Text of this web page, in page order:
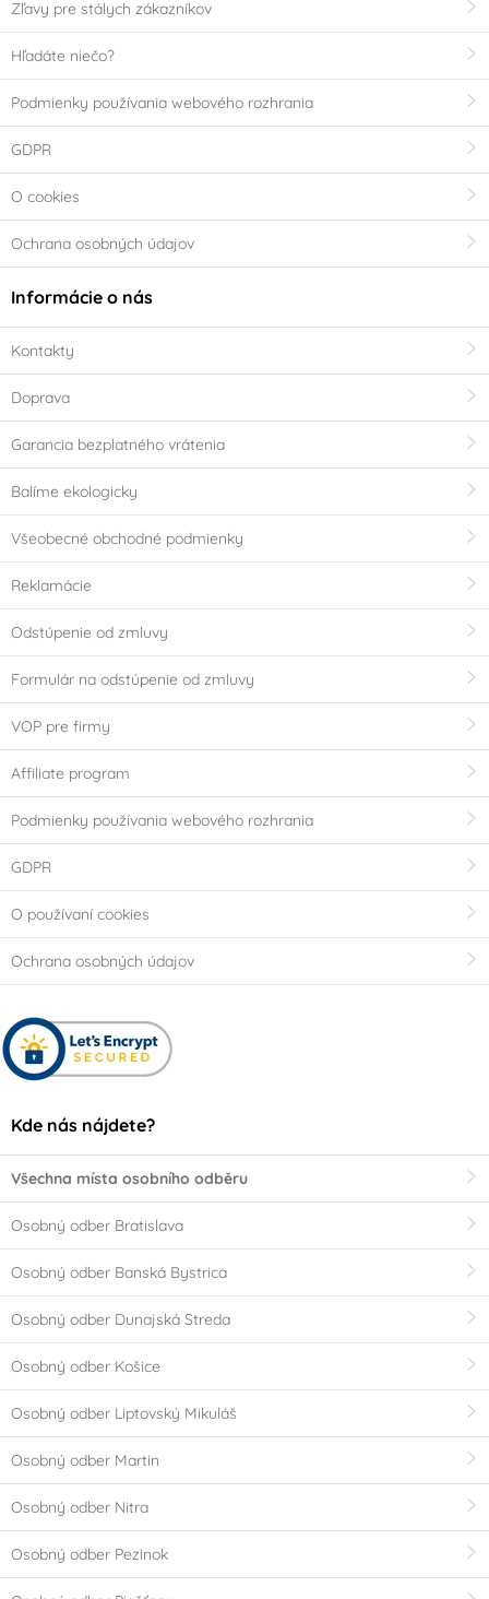
Zľavy pre stálych zákazníkov
Hľadáte niečo?
Podmienky používania webového rozhrania
GDPR
O cookies
Ochrana osobných údajov
Informácie o nás
Kontakty
Doprava
Garancia bezplatného vrátenia
Balíme ekologicky
Všeobecné obchodné podmienky
Reklamácie
Odstúpenie od zmluvy
Formulár na odstúpenie od zmluvy
VOP pre firmy
Affiliate program
Podmienky používania webového rozhrania
GDPR
O používaní cookies
Ochrana osobných údajov
Kde nás nájdete?
Všechna místa osobního odběru
Osobný odber Bratislava
Osobný odber Banská Bystrica
Osobný odber Dunajská Streda
Osobný odber Košice
Osobný odber Liptovský Mikuláš
Osobný odber Martin
Osobný odber Nitra
Osobný odber Pezinok